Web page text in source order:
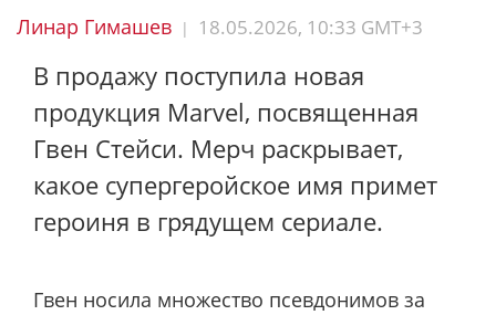
Линар Гимашев | 18.05.2026, 10:33 GMT+3
В продажу поступила новая
продукция Marvel, посвященная
Гвен Стейси. Мерч раскрывает,
какое супергеройское имя примет
героиня в грядущем сериале.
Гвен носила множество псевдонимов за